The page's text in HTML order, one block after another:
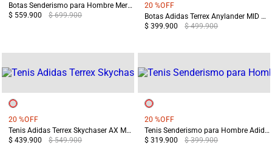
Botas Senderismo para Hombre Merrell Yokota 3 MID GTX Verdes
$ 559.900
$ 699.900
20 %OFF
Botas Adidas Terrex Anylander MID Hombre Terreo/Gris
$ 399.900
$ 499.900
20 %OFF
Tenis Adidas Terrex Skychaser AX Mujer Terreo/Azul
$ 439.900
$ 549.900
20 %OFF
Tenis Senderismo para Hombre Adidas Terrex Anylander MID Beige
$ 319.900
$ 399.900